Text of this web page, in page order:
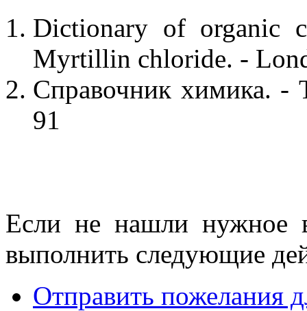
Dictionary of organic
Myrtillin chloride. -
Справочник химика.
91
Если не нашли нужное
выполнить следующие
Отправить пожелания